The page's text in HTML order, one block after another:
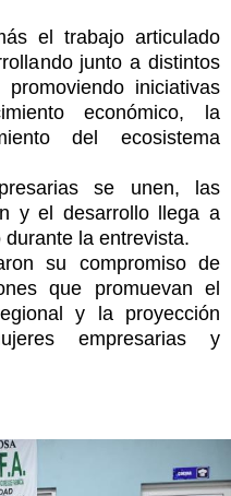
el trabajo articulado
junto a distintos
iniciativas
económico, la
del ecosistema
se unen, las
y el desarrollo llega a
la entrevista.
su compromiso de
que promuevan el
y la proyección
empresarias y